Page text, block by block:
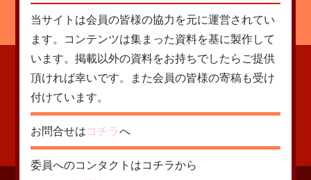
当サイトは会員の皆様の協力を元に運営されてい
ます。コンテンツは集まった資料を基に製作して
います。掲載以外の資料をお持ちでしたらご提供
頂ければ幸いです。また会員の皆様の寄稿も受け
付けています。
お問合せは コチラへ
委員へのコンタクトはコチラから